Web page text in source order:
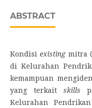
ABSTRACT
Kondisiexistingmitra
di Kelurahan
kemampuan
yang terkait skills
Kelurahan